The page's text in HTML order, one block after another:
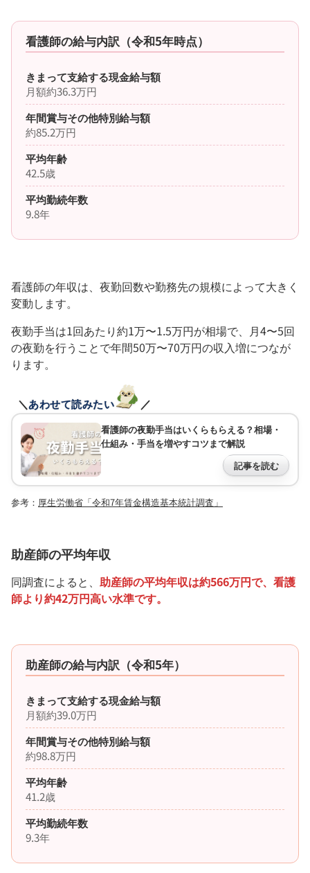
看護師の給与内訳（令和5年時点）
きまって支給する現金給与額
月額約36.3万円
年間賞与その他特別給与額
約85.2万円
平均年齢
42.5歳
平均勤続年数
9.8年
看護師の年収は、夜勤回数や勤務先の規模によって大きく
変動します。
夜勤手当は1回あたり約1万〜1.5万円が相場で、月4〜5回
の夜勤を行うことで年間50万〜70万円の収入増につなが
ります。
＼あわせて読みたい ／
看護師の夜勤手当はいくらもらえる？相場・
仕組み・手当を増やすコツまで解説
記事を読む
参考： 厚生労働省「令和7年賃金構造基本統計調査」
助産師の平均年収
同調査によると、 助産師の平均年収は約566万円で、看護
師より約42万円高い水準です。
助産師の給与内訳（令和5年）
きまって支給する現金給与額
月額約39.0万円
年間賞与その他特別給与額
約98.8万円
平均年齢
41.2歳
平均勤続年数
9.3年